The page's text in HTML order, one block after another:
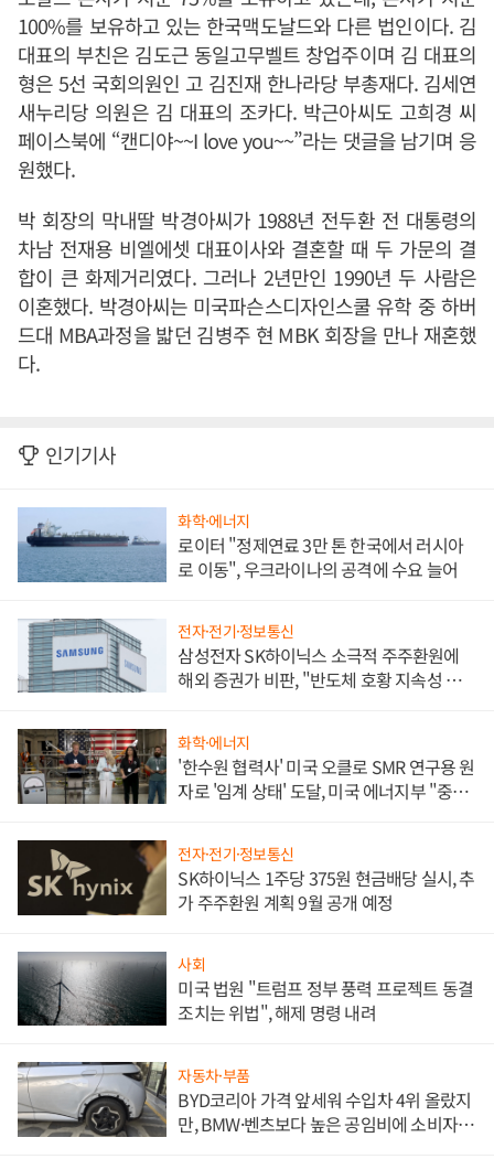
100%를 보유하고 있는 한국맥도날드와 다른 법인이다. 김
대표의 부친은 김도근 동일고무벨트 창업주이며 김 대표의
형은 5선 국회의원인 고 김진재 한나라당 부총재다. 김세연
새누리당 의원은 김 대표의 조카다. 박근아씨도 고희경 씨
페이스북에 “캔디야~~I love you~~”라는 댓글을 남기며 응
원했다.
박 회장의 막내딸 박경아씨가 1988년 전두환 전 대통령의
차남 전재용 비엘에셋 대표이사와 결혼할 때 두 가문의 결
합이 큰 화제거리였다. 그러나 2년만인 1990년 두 사람은
이혼했다. 박경아씨는 미국파슨스디자인스쿨 유학 중 하버
드대 MBA과정을 밟던 김병주 현 MBK 회장을 만나 재혼했
다.
인기기사
화학·에너지
로이터 "정제연료 3만 톤 한국에서 러시아
로 이동", 우크라이나의 공격에 수요 늘어
전자·전기·정보통신
삼성전자 SK하이닉스 소극적 주주환원에
해외 증권가 비판, "반도체 호황 지속성 의
화학·에너지
'한수원 협력사' 미국 오클로 SMR 연구용 원
자로 '임계 상태' 도달, 미국 에너지부 "중요
전자·전기·정보통신
SK하이닉스 1주당 375원 현금배당 실시, 추
가 주주환원 계획 9월 공개 예정
사회
미국 법원 "트럼프 정부 풍력 프로젝트 동결
조치는 위법", 해제 명령 내려
자동차·부품
BYD코리아 가격 앞세워 수입차 4위 올랐지
만, BMW·벤츠보다 높은 공임비에 소비자